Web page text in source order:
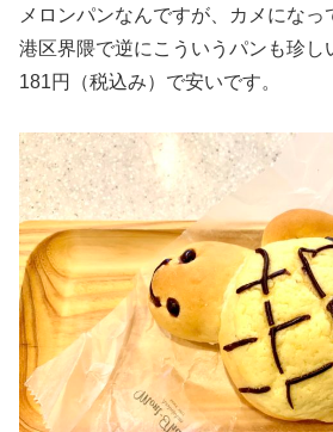
メロンパンなんですが、カメになっ
港区界隈で逆にこういうパンも珍し
181円（税込み）で安いです。